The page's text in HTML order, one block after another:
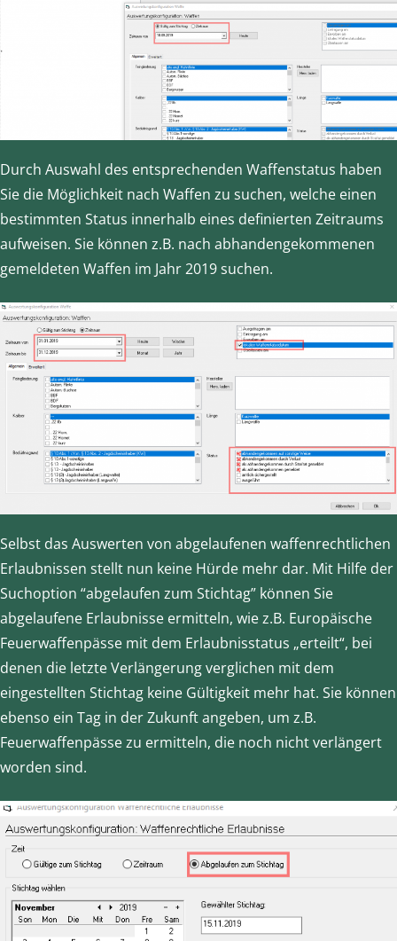
Durch Auswahl des entsprechenden Waffenstatus haben
Sie die Möglichkeit nach Waffen zu suchen, welche einen
bestimmten Status innerhalb eines definierten Zeitraums
aufweisen. Sie können z.B. nach abhandengekommenen
gemeldeten Waffen im Jahr 2019 suchen.
Selbst das Auswerten von abgelaufenen waffenrechtlichen
Erlaubnissen stellt nun keine Hürde mehr dar. Mit Hilfe der
Suchoption “abgelaufen zum Stichtag” können Sie
abgelaufene Erlaubnisse ermitteln, wie z.B. Europäische
Feuerwaffenpässe mit dem Erlaubnisstatus „erteilt“, bei
denen die letzte Verlängerung verglichen mit dem
eingestellten Stichtag keine Gültigkeit mehr hat. Sie können
ebenso ein Tag in der Zukunft angeben, um z.B.
Feuerwaffenpässe zu ermitteln, die noch nicht verlängert
worden sind.